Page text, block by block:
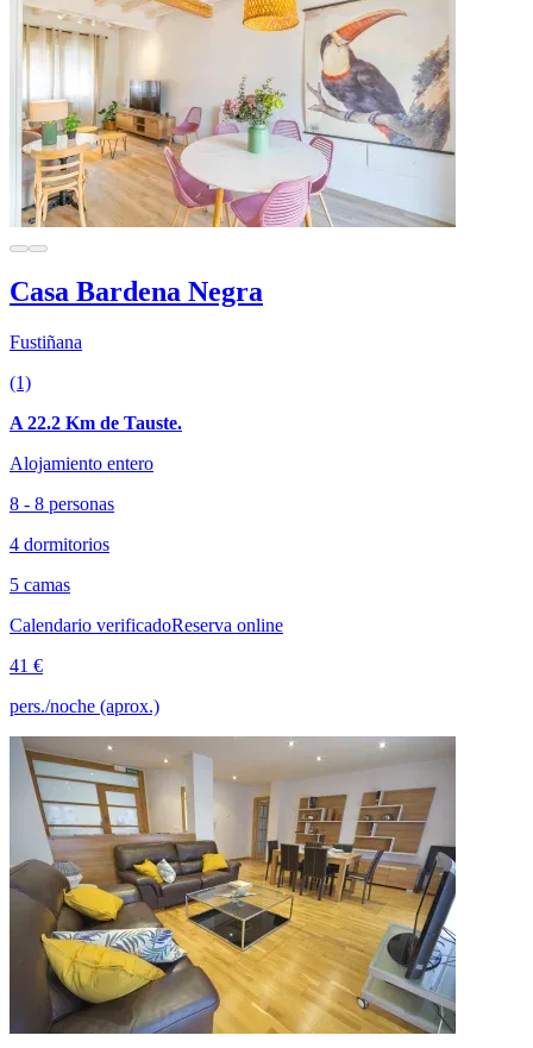
Casa Bardena Negra
Fustiñana
(1)
A 22.2 Km de Tauste.
Alojamiento entero
8 - 8 personas
4 dormitorios
5 camas
Calendario verificadoReserva online
41 €
pers./noche (aprox.)